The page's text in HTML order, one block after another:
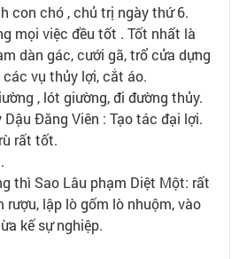
con chó , chủ trị ngày thứ 6.
mọi việc đều tốt . Tốt nhất là
dàn gác, cưới gã, trổ cửa dựng
vụ thủy lợi, cắt áo.
, lót giường, đi đường thủy.
Dậu Đăng Viên : Tạo tác đại lợi.
rất tốt.
thì Sao Lâu phạm Diệt Một: rất
rượu, lập lò gốm lò nhuộm, vào
kế sự nghiệp.